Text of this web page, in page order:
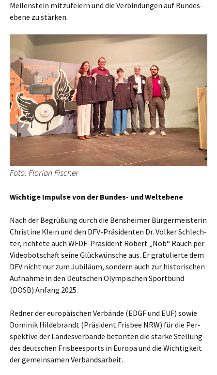
Mei­len­stein mit­zu­fei­ern und die Ver­bin­dun­gen auf Bun­des­
ebe­ne zu stärken.
Foto: Flo­ri­an Fischer
Wich­ti­ge Impul­se von der Bun­des- und Weltebene
Nach der Begrü­ßung durch die Bens­hei­mer Bür­ger­meis­te­rin
Chris­ti­ne Klein und den DFV-Prä­si­den­ten Dr. Vol­ker Schlech­
ter, rich­te­te auch WFDF-Prä­si­dent Robert „Nob“ Rauch per
Video­bot­schaft sei­ne Glück­wün­sche aus. Er gra­tu­lier­te dem
DFV nicht nur zum Jubi­lä­um, son­dern auch zur his­to­ri­schen
Auf­nah­me in den Deut­schen Olym­pi­schen Sport­bund
(DOSB) Anfang 2025.
Red­ner der euro­päi­schen Ver­bän­de (EDGF und EUF) sowie
Domi­nik Hil­de­brandt (Prä­si­dent Fris­bee NRW) für die Per­
spek­ti­ve der Lan­des­ver­bän­de beton­ten die star­ke Stel­lung
des deut­schen Fris­bee­s­ports in Euro­pa und die Wich­tig­keit
der gemein­sa­men Verbandsarbeit.